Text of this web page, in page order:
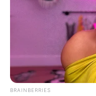
au
BRAINBERRIES